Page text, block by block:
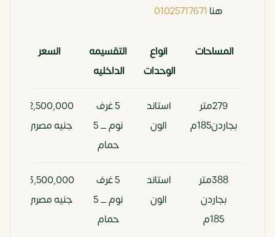
هنا 01025717671
المساحات
انواع
الوحدات
التقسيمه
الداخليه
السعر
279متر
بجاردن185م
استاند
الون
5 غرف
نوم _ 5
حمام
12,500,000
جنيه مصري
388متر
بجاردن
185م
استاند
الون
5 غرف
نوم _ 5
حمام
13,500,000
جنيه مصري